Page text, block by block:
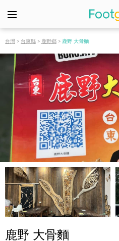
台灣 > 台東縣 > 鹿野鄉 > 鹿野 大骨麵
鹿野 大骨麵